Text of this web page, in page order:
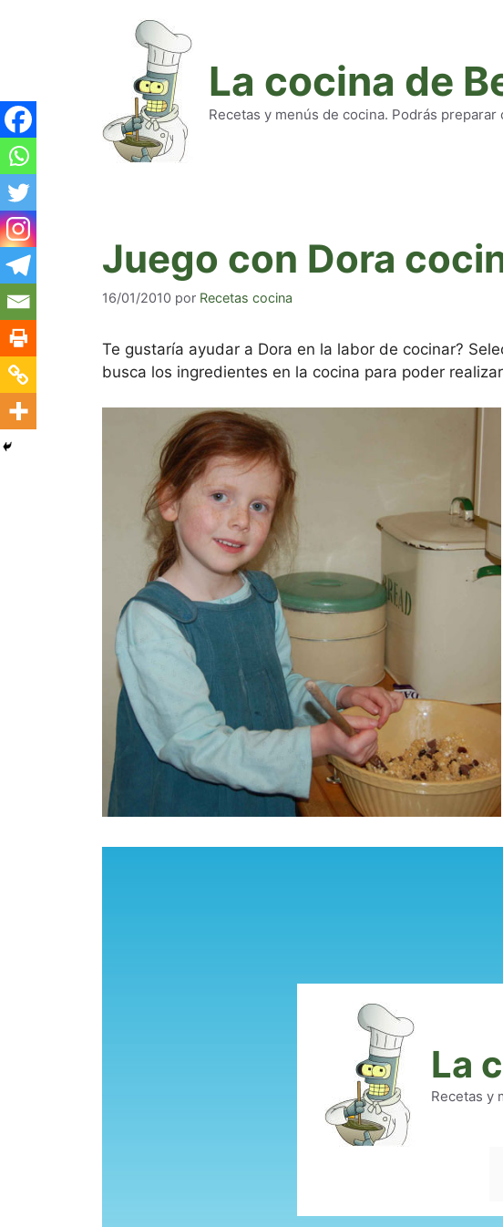
La cocina de
Recetas y menús de cocina. Podrás
Juego con Dora
16/01/2010 por Recetas cocina
Te gustaría ayudar a Dora en la labor de cocinar?
busca los ingredientes en la cocina para poder